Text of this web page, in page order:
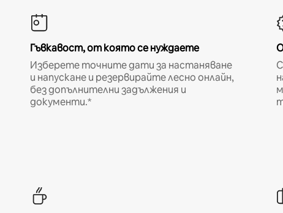
Гъвкавост, от която се нуждаете
Изберете точните дати за настаняване
и напускане и резервирайте лесно онлайн,
без допълнителни задължения и
документи.*